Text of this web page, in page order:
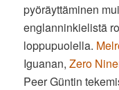
pyöräyttäminen
englanninkielistä
loppupuolella.
Iguanan,Zero
Peer Güntin